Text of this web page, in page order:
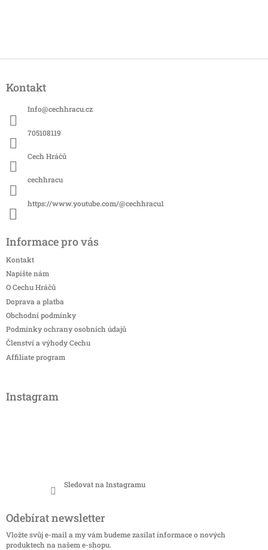
pKontakt
Info@cechhracu.cz
705108119
Cech Hráčů
cechhracu
https://www.youtube.com/@cechhracu1
Informace pro vás
Kontakt
Napište nám
O Cechu Hráčů
Doprava a platba
Obchodní podmínky
Podmínky ochrany osobních údajů
Členství a výhody Cechu
Affiliate program
Instagram
Sledovat na Instagramu
Odebírat newsletter
Vložte svůj e-mail a my vám budeme zasílat informace o nových
produktech na našem e-shopu.